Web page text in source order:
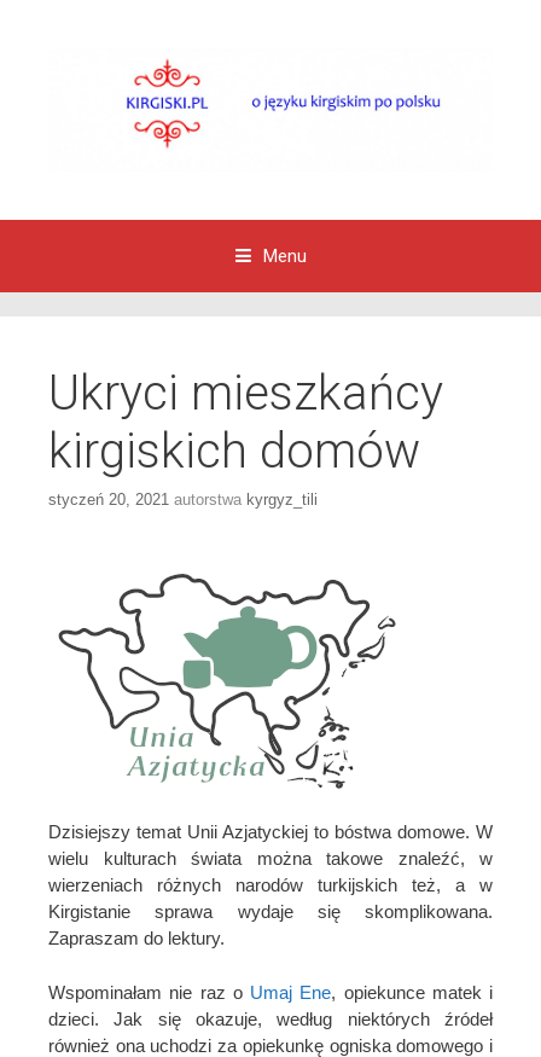
Menu
Ukryci mieszkańcy
kirgiskich domów
styczeń 20, 2021 autorstwa kyrgyz_tili
Dzisiejszy temat Unii Azjatyckiej to bóstwa domowe. W
wielu kulturach świata można takowe znaleźć, w
wierzeniach różnych narodów turkijskich też, a w
Kirgistanie sprawa wydaje się skomplikowana.
Zapraszam do lektury.
Wspominałam nie raz o Umaj Ene, opiekunce matek i
dzieci. Jak się okazuje, według niektórych źródeł
również ona uchodzi za opiekunkę ogniska domowego i